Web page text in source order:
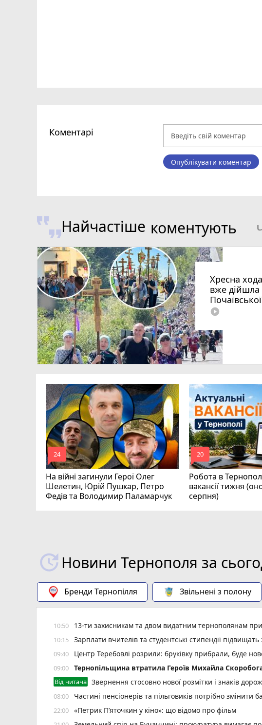
Коментарі
Опублікувати коментар
Найчастіше коментують
Хресна
вже дійшла
play_circle_filled
На війні загинули Герої Олег
Шелетин, Юрій Пушкар, Петро
Федів та Володимир Паламарчук
mode_comment
24
Робота в
вакансії тижня
серпня)
mode_comment
20
Новини Тернополя за
Бренди Тернопілля Звільнені з полону
10:50 13-ти захисникам та двом видатним тернополянам
10:15 Зарплати вчителів та студентські стипендії
09:40 Центр Теребовлі розрили: бруківку прибрали, буде
09:00 Тернопільщина втратила Героїв Михайла
Від читача Звернення стосовно нової розмітки і знаків
08:00 Частині пенсіонерів та пільговиків потрібно змінити
22:00 «Петрик П’яточкин у кіно»: що відомо про фільм